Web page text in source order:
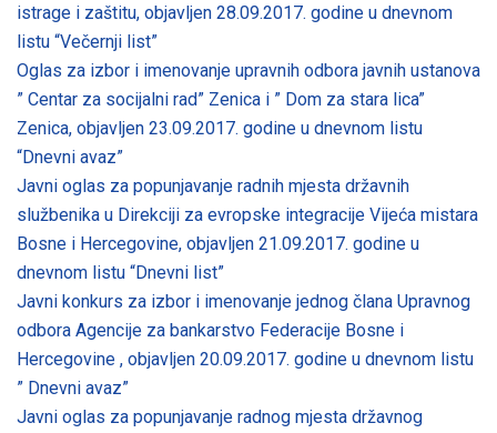
istrage i zaštitu, objavljen 28.09.2017. godine u dnevnom
listu “Večernji list”
Oglas za izbor i imenovanje upravnih odbora javnih ustanova
” Centar za socijalni rad” Zenica i ” Dom za stara lica”
Zenica, objavljen 23.09.2017. godine u dnevnom listu
“Dnevni avaz”
Javni oglas za popunjavanje radnih mjesta državnih
službenika u Direkciji za evropske integracije Vijeća mistara
Bosne i Hercegovine, objavljen 21.09.2017. godine u
dnevnom listu “Dnevni list”
Javni konkurs za izbor i imenovanje jednog člana Upravnog
odbora Agencije za bankarstvo Federacije Bosne i
Hercegovine , objavljen 20.09.2017. godine u dnevnom listu
” Dnevni avaz”
Javni oglas za popunjavanje radnog mjesta državnog